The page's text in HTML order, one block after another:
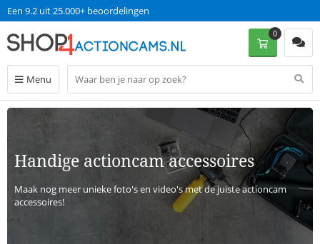
Een 9.2 uit 25.000+ beoordelingen
Menu
0
Handige actioncam accessoires
Maak nog meer unieke foto's en video's met de juiste actioncam
accessoires!